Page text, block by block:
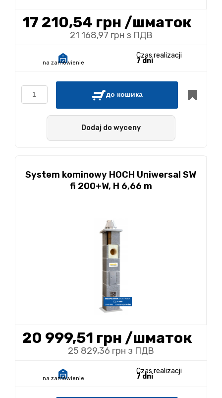
17 210,54 грн /шматок
21 168,97 грн з ПДВ
na zamówienie
Czas realizacji
7 dni
до кошика
Dodaj do wyceny
System kominowy HOCH Uniwersal SW
fi 200+W, H 6,66 m
20 999,51 грн /шматок
25 829,36 грн з ПДВ
na zamówienie
Czas realizacji
7 dni